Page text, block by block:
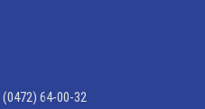
64-00-32